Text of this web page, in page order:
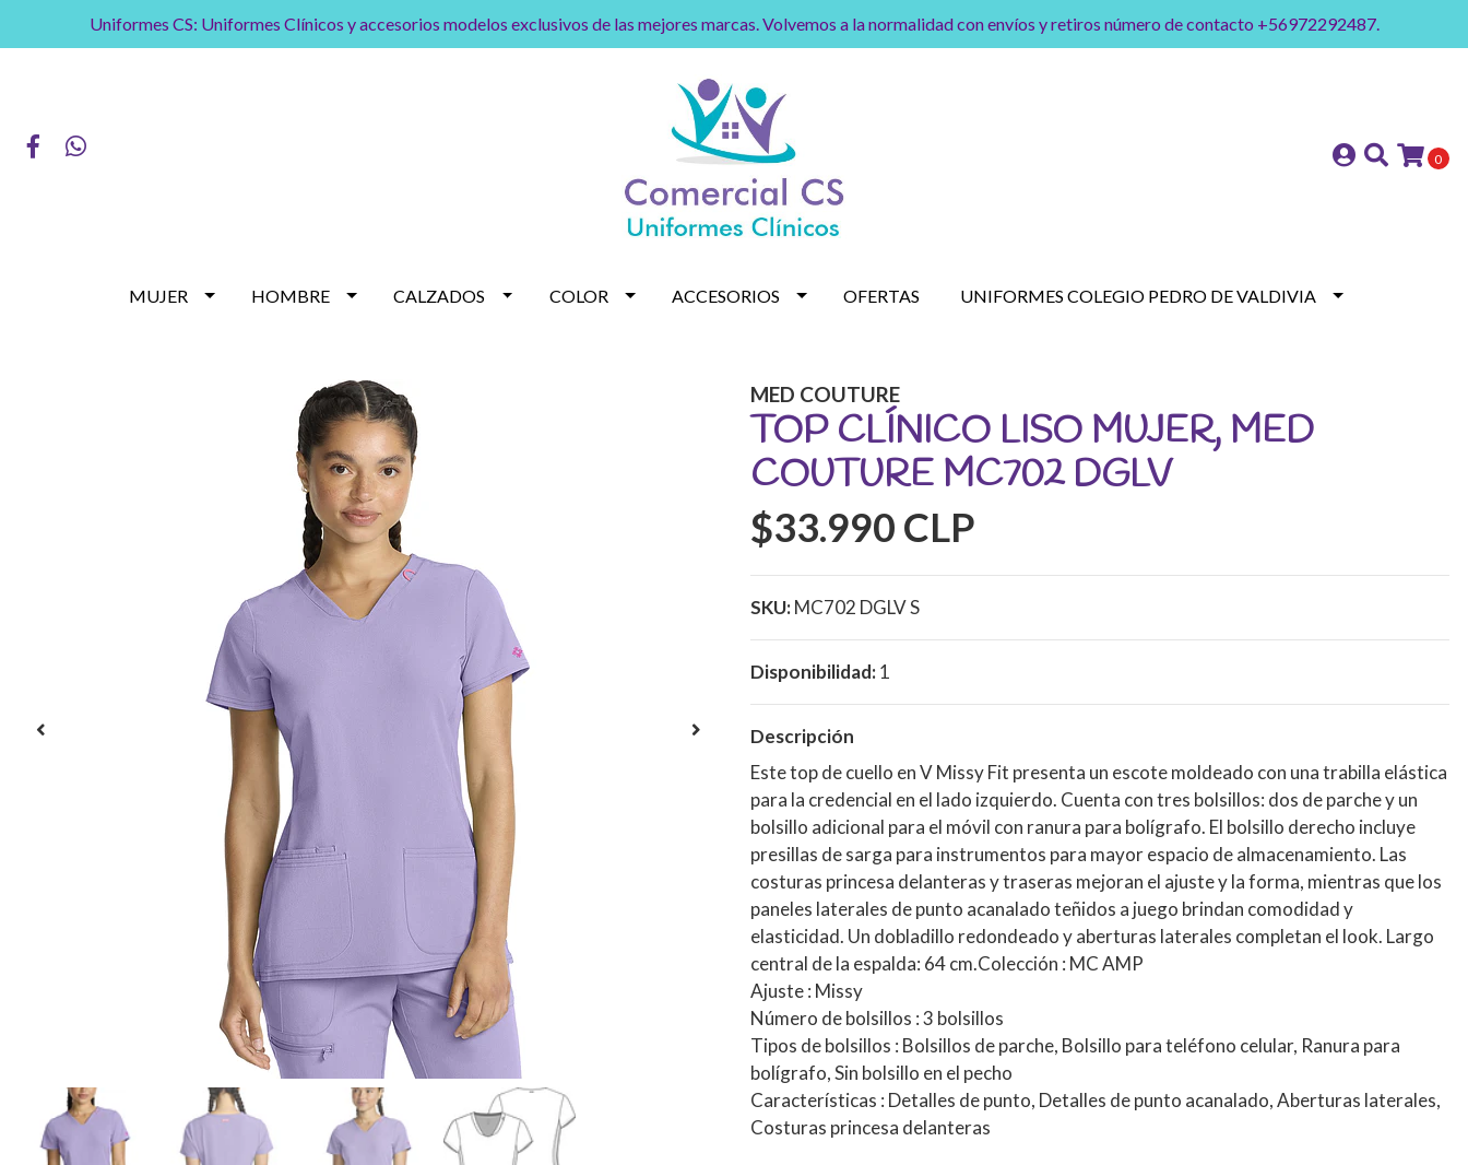
Uniformes CS: Uniformes Clínicos y accesorios modelos exclusivos de las mejores marcas. Volvemos a la normalidad con envíos y retiros número de contacto +56972292487.
0
MUJER HOMBRE CALZADOS COLOR ACCESORIOS OFERTAS UNIFORMES COLEGIO PEDRO DE VALDIVIA
MED COUTURE
TOP CLÍNICO LISO MUJER, MED
COUTURE MC702 DGLV
$33.990 CLP
SKU:MC702 DGLV S
Disponibilidad:1
Descripción
Este top de cuello en V Missy Fit presenta un escote moldeado con una trabilla elástica
para la credencial en el lado izquierdo. Cuenta con tres bolsillos: dos de parche y un
bolsillo adicional para el móvil con ranura para bolígrafo. El bolsillo derecho incluye
presillas de sarga para instrumentos para mayor espacio de almacenamiento. Las
costuras princesa delanteras y traseras mejoran el ajuste y la forma, mientras que los
paneles laterales de punto acanalado teñidos a juego brindan comodidad y
elasticidad. Un dobladillo redondeado y aberturas laterales completan el look. Largo
central de la espalda: 64 cm.Colección : MC AMP
Ajuste: Missy
Número de bolsillos : 3 bolsillos
Tipos de bolsillos : Bolsillos de parche, Bolsillo para teléfono celular, Ranura para
bolígrafo, Sin bolsillo en el pecho
Características : Detalles de punto, Detalles de punto acanalado, Aberturas laterales,
Costuras princesa delanteras